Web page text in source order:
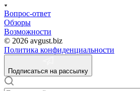
Вопрос-ответ
Обзоры
Возможности
© 2026 avgust.biz
Политика конфиденциальности
Подписаться на рассылку